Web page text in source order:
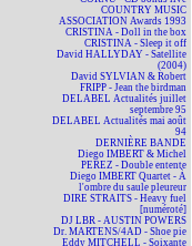
COUNTRY MUSIC
ASSOCIATION Awards 1993
CRISTINA - Doll in the box
CRISTINA - Sleep it off
David HALLYDAY - Satellite
(2004)
David SYLVIAN & Robert
FRIPP - Jean the birdman
DELABEL Actualités juillet
septembre 95
DELABEL Actualités mai août
94
DERNIÈRE BANDE
Diego IMBERT & Michel
PEREZ - Double entente
Diego IMBERT Quartet - À
l'ombre du saule pleureur
DIRE STRAITS - Heavy fuel
[numéroté]
DJ LBR - AUSTIN POWERS
Dr. MARTENS/4AD - Shoe pie
Eddy MITCHELL - Soixante